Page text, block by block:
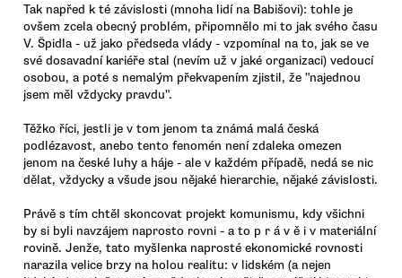
Tak napřed k té závislosti (mnoha lidí na Babišovi): tohle je
ovšem zcela obecný problém, připomnělo mi to jak svého času
V. Špidla - už jako předseda vlády - vzpomínal na to, jak se ve
své dosavadní kariéře stal (nevím už v jaké organizaci) vedoucí
osobou, a poté s nemalým překvapením zjistil, že "najednou
jsem měl vždycky pravdu".
Těžko říci, jestli je v tom jenom ta známá malá česká
podlézavost, anebo tento fenomén není zdaleka omezen
jenom na české luhy a háje - ale v každém případě, nedá se nic
dělat, vždycky a všude jsou nějaké hierarchie, nějaké závislosti.
Právě s tím chtěl skoncovat projekt komunismu, kdy všichni
by si byli navzájem naprosto rovni - a to p r á v ě i v materiální
rovině. Jenže, tato myšlenka naprosté ekonomické rovnosti
narazila velice brzy na holou realitu: v lidském (a nejen